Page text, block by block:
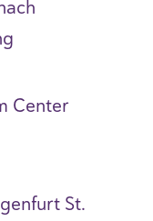
Center
St.